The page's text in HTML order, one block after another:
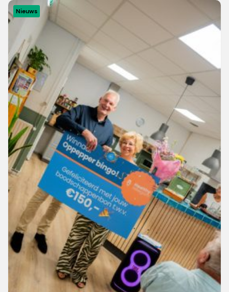
Nieuws